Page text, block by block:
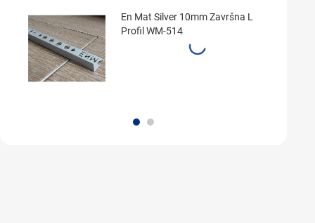
En Mat Silver 10mm Završna L
Profil WM-514